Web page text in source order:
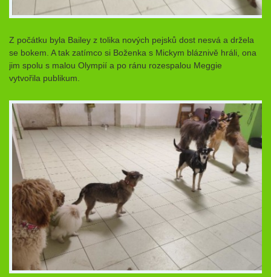
Z počátku byla Bailey z tolika nových pejsků dost nesvá a držela
se bokem. A tak zatímco si Boženka s Mickym bláznivě hráli, ona
jim spolu s malou Olympií a po ránu rozespalou Meggie
vytvořila publikum.